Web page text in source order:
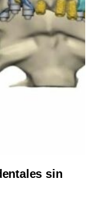
sin